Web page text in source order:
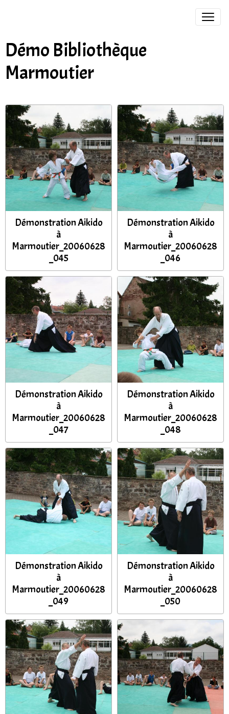
Démo Bibliothèque
Marmoutier
Démonstration Aikido
à
Marmoutier_20060628
_045
Démonstration Aikido
à
Marmoutier_20060628
_046
Démonstration Aikido
à
Marmoutier_20060628
_047
Démonstration Aikido
à
Marmoutier_20060628
_048
Démonstration Aikido
à
Marmoutier_20060628
_049
Démonstration Aikido
à
Marmoutier_20060628
_050